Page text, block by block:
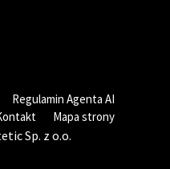
Regulamin Agenta AI
Mapa strony
Sp. z o.o.